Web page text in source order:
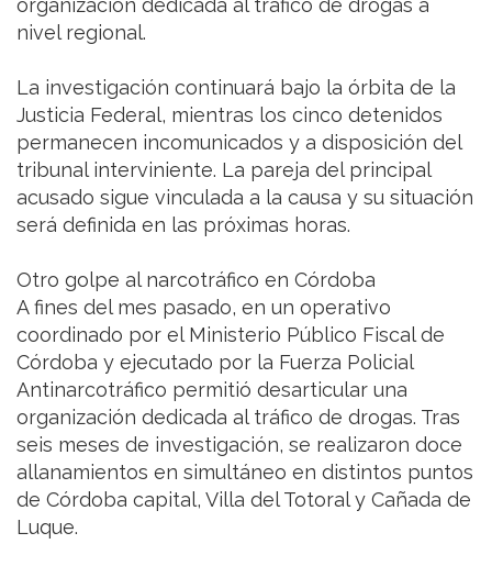
organización dedicada al tráfico de drogas a
nivel regional.
La investigación continuará bajo la órbita de la
Justicia Federal, mientras los cinco detenidos
permanecen incomunicados y a disposición del
tribunal interviniente. La pareja del principal
acusado sigue vinculada a la causa y su situación
será definida en las próximas horas.
Otro golpe al narcotráfico en Córdoba
A fines del mes pasado, en un operativo
coordinado por el Ministerio Público Fiscal de
Córdoba y ejecutado por la Fuerza Policial
Antinarcotráfico permitió desarticular una
organización dedicada al tráfico de drogas. Tras
seis meses de investigación, se realizaron doce
allanamientos en simultáneo en distintos puntos
de Córdoba capital, Villa del Totoral y Cañada de
Luque.